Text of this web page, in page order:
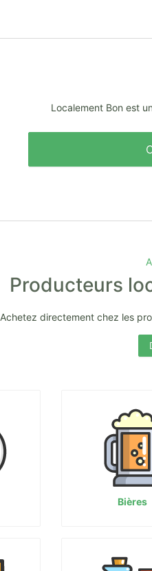
Localement Bon est
Producteurs
Achetez directement chez les
Bières